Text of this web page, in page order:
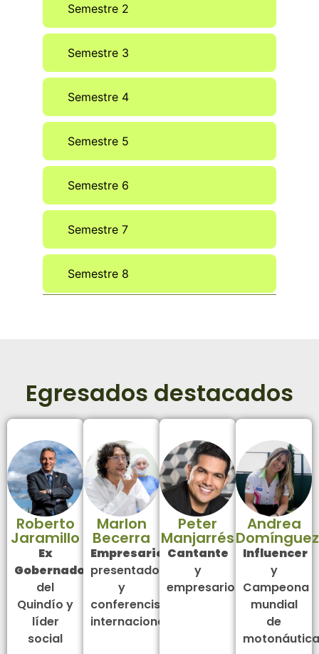
Semestre 2
Semestre 3
Semestre 4
Semestre 5
Semestre 6
Semestre 7
Semestre 8
Egresados destacados
Roberto
Jaramillo
Ex
Gobernador
del
Quindío y
líder
social
Marlon
Becerra
Empresario
presentador
y
conferencista
internacional
Peter
Manjarrés
Cantante
y
empresario
Andrea
Domínguez
Influencer
y
Campeona
mundial
de
motonáutica